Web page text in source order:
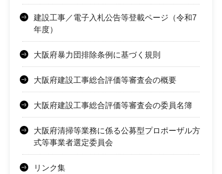
建設工事／電子入札公告等登載ページ（令和7
年度）
大阪府暴力団排除条例に基づく規則
大阪府建設工事総合評価等審査会の概要
大阪府建設工事総合評価等審査会の委員名簿
大阪府清掃等業務に係る公募型プロポーザル方
式等事業者選定委員会
リンク集